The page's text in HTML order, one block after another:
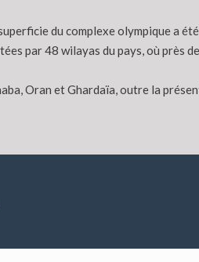
du complexe olympique a
par 48 wilayas du pays, où près
Oran et Ghardaïa, outre la